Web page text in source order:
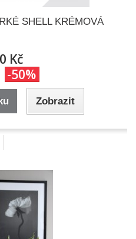
SHELL KRÉMOVÁ
Kč
-50%
Zobrazit